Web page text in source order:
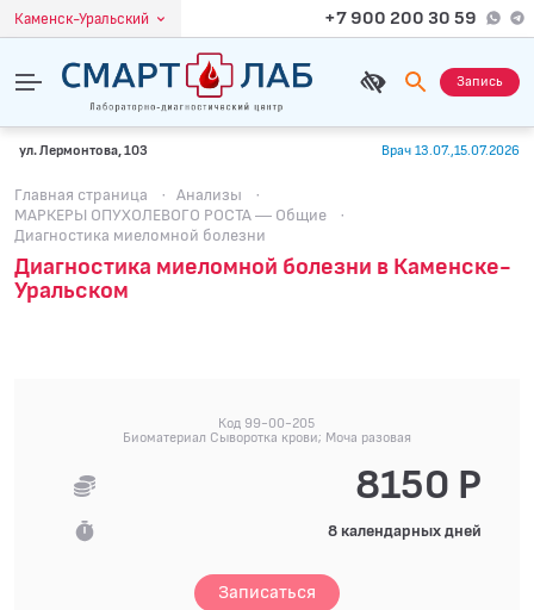
Каменск-Уральский +7 900 200 30 59
Запись
ул. Лермонтова, 103 Врач 13.07.,15.07.2026
Главная страница · Анализы
·
МАРКЕРЫ ОПУХОЛЕВОГО РОСТА — Общие
·
Диагностика миеломной болезни
Диагностика миеломной болезни в Каменске-
Уральском
Код 99-00-205
Биоматериал Сыворотка крови; Моча разовая
8150 Р
8 календарных дней
Записаться